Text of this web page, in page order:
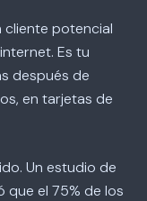
cliente potencial
Es tu
después de
en tarjetas de
Un estudio de
que el 75% de los